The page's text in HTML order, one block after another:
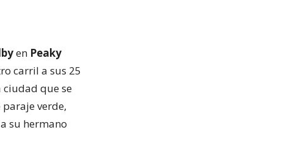
en Peaky
carril a sus 25
ciudad que se
paraje verde,
su hermano